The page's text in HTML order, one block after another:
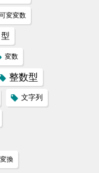
可変変数
型
変数
整数型
文字列
換